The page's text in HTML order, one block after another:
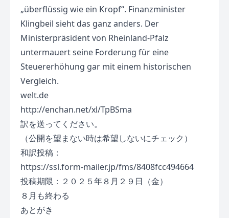
„überflüssig wie ein Kropf“. Finanzminister
Klingbeil sieht das ganz anders. Der
Ministerpräsident von Rheinland-Pfalz
untermauert seine Forderung für eine
Steuererhöhung gar mit einem historischen
Vergleich.
welt.de
http://enchan.net/xl/TpBSma
訳を送ってください。
（公開を望まない時は希望しないにチェック）
和訳投稿：
https://ssl.form-mailer.jp/fms/8408fcc494664
投稿期限：２０２５年８月２９日（金）
８月も終わる
あとがき